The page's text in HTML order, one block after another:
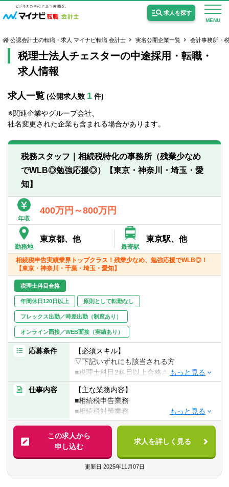
MENU
求人を探す
USCPA（米国公認会計士）の求人
個別転職相談会・セミナー
転職お役立ち情報
ご利用ガイド
非公開求人とは？
サービス紹介
転職お役立ち情報
業界情報
求人情報
公認会計士の転職・求人 マイナビ転職 会計士 実名公開企業一覧 会計事務所・
税理士法人チェスターの中途採用・転職・
求人情報
求人一覧 (公開求人数 1 件)
※関連企業やグループ会社、
社名変更された企業も含まれる場合があります。
税務スタッフ｜相続税特化の事務所（残業少なめ
でWLB◎勉強応援◎）【東京・神奈川・埼玉・愛
知】
年収
400万円～800万円
勤務地
東京都、他
最寄駅
東京駅、他
相続税申告実績業界トップクラス！残業少なめ、勉強応援でWLB◎！
【東京・神奈川・千葉・埼玉・愛知】
税理士科目合格
年間休日120日以上 原則として転勤なし
フレックス出勤／時差出勤（制度あり）
オンライン面接／WEB面接（実績あり）
応募条件
【必須スキル】
▽下記いずれにも該当される方
■税理士科目2科目以上合格されている方
■会計事務所での実務経験が2年以上ある方
※相続税申告経験のある方は税理士科目が無
くてもご応募ください
※監査法人からのキャリアチェンジも歓迎い
たします
【求める人物像】
■同社はボトムアップ型のマネジメントを行
っているため、風通しが良く発言しやすい
仕事内容
【主な業務内容】
■相続税申告業務
■相続税対策業務
■その他資産税関係業務
取扱業務は、相続税申告、相続の生前対策
コンサルティングがメインです。
携わっていただく業務は、相続税申告書作
成の基本業務から顧客対応まで、ステージ
この求人から
申し込む
求人を詳しく見る
更新日 2025年11月07日